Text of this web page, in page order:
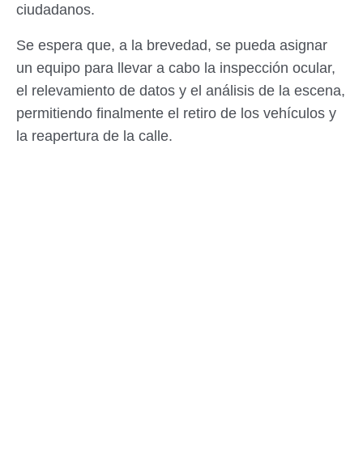
ciudadanos.
Se espera que, a la brevedad, se pueda asignar
un equipo para llevar a cabo la inspección ocular,
el relevamiento de datos y el análisis de la escena,
permitiendo finalmente el retiro de los vehículos y
la reapertura de la calle.